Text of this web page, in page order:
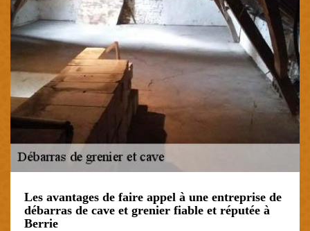
Les avantages de faire appel à une entreprise de
débarras de cave et grenier fiable et réputée à
Berrie